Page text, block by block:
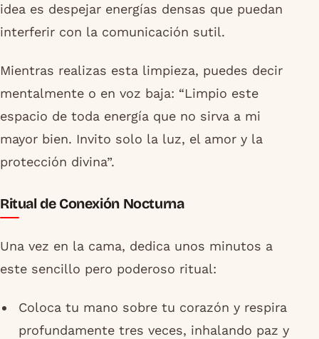
idea es despejar energías densas que puedan
interferir con la comunicación sutil.
Mientras realizas esta limpieza, puedes decir
mentalmente o en voz baja: “Limpio este
espacio de toda energía que no sirva a mi
mayor bien. Invito solo la luz, el amor y la
protección divina”.
Ritual de Conexión Nocturna
Una vez en la cama, dedica unos minutos a
este sencillo pero poderoso ritual:
Coloca tu mano sobre tu corazón y respira
profundamente tres veces, inhalando paz y